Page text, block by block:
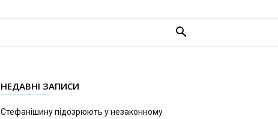
НЕДАВНІ ЗАПИСИ
Стефанішину підозрюють у незаконному